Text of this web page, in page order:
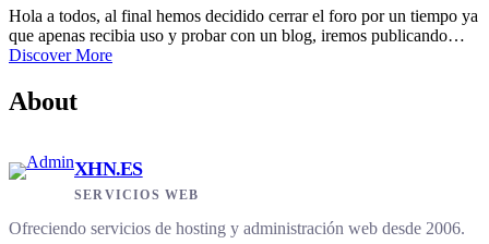
Hola a todos, al final hemos decidido cerrar el foro por un tiempo ya
que apenas recibia uso y probar con un blog, iremos publicando…
Discover More
About
XHN.ES
SERVICIOS WEB
Ofreciendo servicios de hosting y administración web desde 2006.